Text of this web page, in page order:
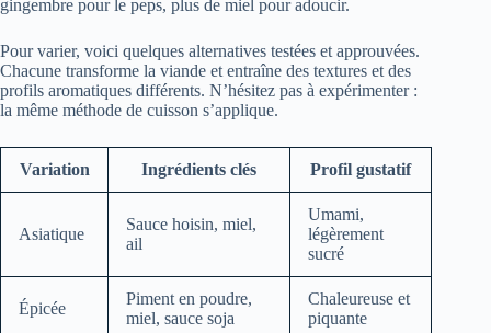
gingembre pour le peps, plus de miel pour adoucir.
Pour varier, voici quelques alternatives testées et approuvées.
Chacune transforme la viande et entraîne des textures et des
profils aromatiques différents. N’hésitez pas à expérimenter :
la même méthode de cuisson s’applique.
Variation Ingrédients clés Profil gustatif
Asiatique
Sauce hoisin, miel,
ail
Umami,
légèrement
sucré
Épicée
Piment en poudre,
miel, sauce soja
Chaleureuse et
piquante